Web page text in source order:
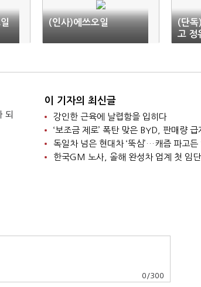
(인사)에쓰오일
(단독
고 정
단
되
이 기자의 최신글
강인한 근육에 날렵함을 입히다
‘보조금 제로’ 폭탄 맞은 BYD, 판매량 급
독일차 넘은 현대차 ‘뚝심’…캐즘 파고
한국GM 노사, 올해 완성차 업계 첫 임
0 /300